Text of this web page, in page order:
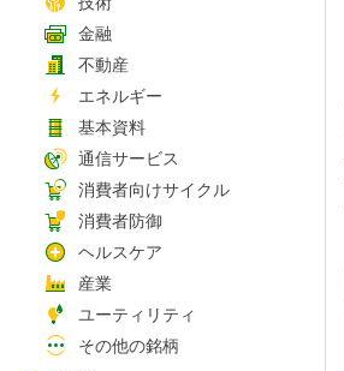
金融
不動産
エネルギー
基本資料
通信サービス
消費者向けサイクル
消費者防御
ヘルスケア
産業
ユーティリティ
その他の銘柄